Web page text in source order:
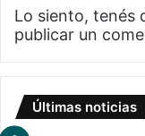
Lo siento, tenés
publicar un
Últimas noticias